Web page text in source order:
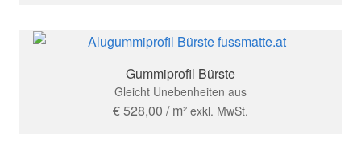
Gummiprofil Bürste
Gleicht Unebenheiten aus
€528,00 / m² exkl. MwSt.